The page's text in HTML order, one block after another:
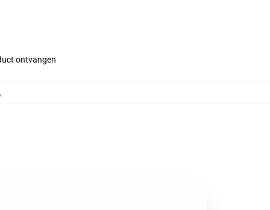
ontvangen
,